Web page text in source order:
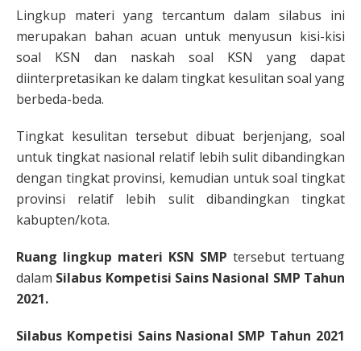
Lingkup materi yang tercantum dalam silabus ini
merupakan bahan acuan untuk menyusun kisi-kisi
soal KSN dan naskah soal KSN yang dapat
diinterpretasikan ke dalam tingkat kesulitan soal yang
berbeda-beda.
Tingkat kesulitan tersebut dibuat berjenjang, soal
untuk tingkat nasional relatif lebih sulit dibandingkan
dengan tingkat provinsi, kemudian untuk soal tingkat
provinsi relatif lebih sulit dibandingkan tingkat
kabupten/kota.
Ruang lingkup materi KSN SMP tersebut tertuang
dalam Silabus Kompetisi Sains Nasional SMP Tahun
2021.
Silabus Kompetisi Sains Nasional SMP Tahun 2021